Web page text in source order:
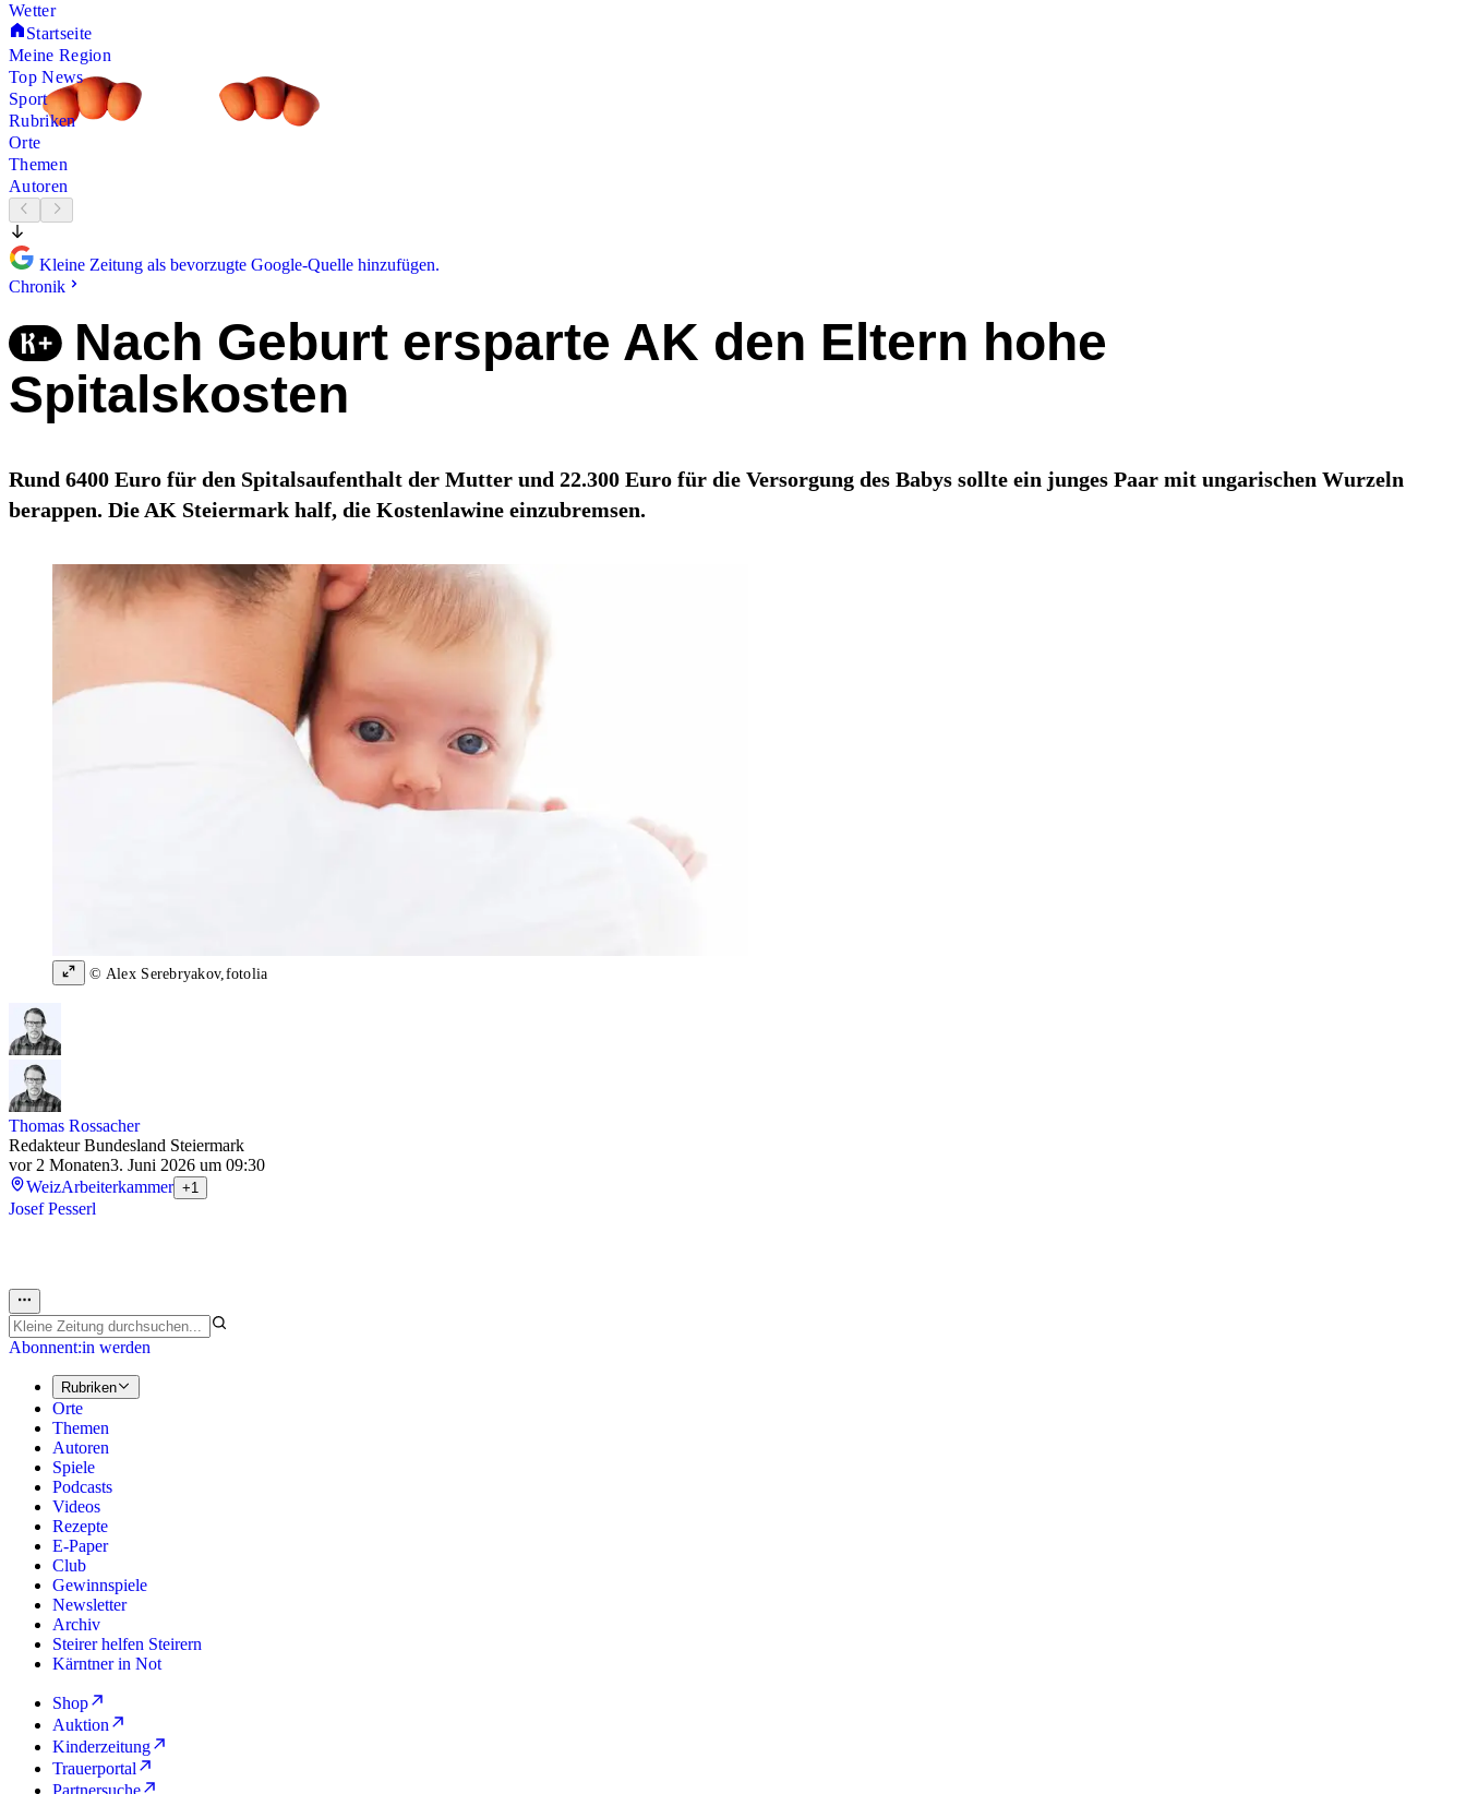
Wetter
Startseite
Meine Region
Top News
Sport
Rubriken
Orte
Themen
Autoren
Kleine Zeitung als bevorzugte Google-Quelle hinzufügen.
Chronik
Nach Geburt ersparte AK den Eltern hohe
Spitalskosten
Rund 6400 Euro für den Spitalsaufenthalt der Mutter und 22.300 Euro für die Versorgung des Babys sollte ein junges Paar mit ungarischen Wurzeln
berappen. Die AK Steiermark half, die Kostenlawine einzubremsen.
© Alex Serebryakov,fotolia
Thomas Rossacher
Redakteur Bundesland Steiermark
vor 2 Monaten3. Juni 2026 um 09:30
WeizArbeiterkammer +1
Josef Pesserl
Abonnent:in werden
Rubriken
Orte
Themen
Autoren
Spiele
Podcasts
Videos
Rezepte
E-Paper
Club
Gewinnspiele
Newsletter
Archiv
Steirer helfen Steirern
Kärntner in Not
Shop
Auktion
Kinderzeitung
Trauerportal
Partnersuche